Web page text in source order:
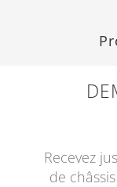
Recevez
de